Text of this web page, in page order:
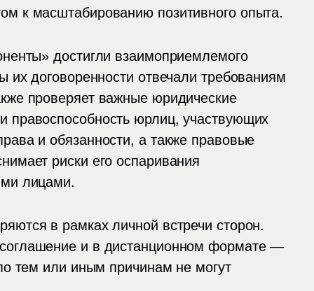
к масштабированию позитивного опыта.
достигли взаимоприемлемого
договоренности отвечали требованиям
проверяет важные юридические
юрлиц, участвующих
и обязанности, а также правовые
риски его оспаривания
лицами.
в рамках личной встречи сторон.
и в дистанционном формате —
тем или иным причинам не могут